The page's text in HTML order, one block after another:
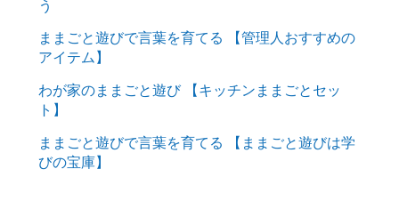
う
ままごと遊びで言葉を育てる 【管理人おすすめの
アイテム】
わが家のままごと遊び 【キッチンままごとセッ
ト】
ままごと遊びで言葉を育てる 【ままごと遊びは学
びの宝庫】